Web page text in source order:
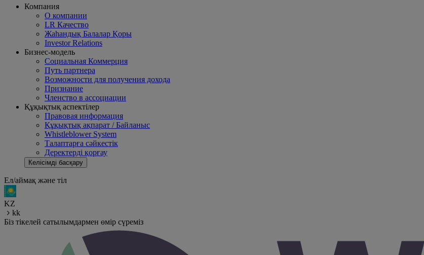
Компания
О компании
LR Качество
Жаһандық Балалар Қоры
Investor Relations
Бизнес-модель
Социальная Коммерция
Путь партнера
Возможности для получения дохода
Признание
Членство в ассоциации
Құқықтық аспектілер
Правовая информация
Құқықтық ақпарат / Байланыс
Whistleblower System
Талаптарға сәйкестік
Деректерді қорғау
Келісімді басқару
Ел/аймақ және тіл
KZ
kk
Біз тікелей сатылымдармен өмір сүреміз